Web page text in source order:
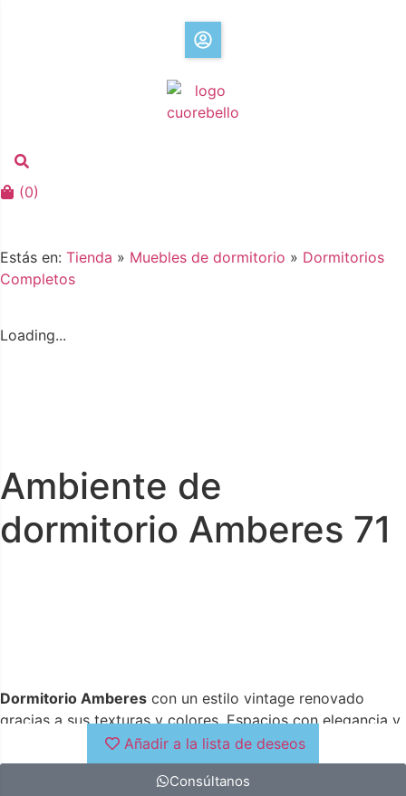
(0)
Estás en: Tienda » Muebles de dormitorio » Dormitorios
Completos
Loading...
Ambiente de
dormitorio Amberes 71
Dormitorio Amberes con un estilo vintage renovado
gracias a sus texturas y colores. Espacios con elegancia y
Añadir a la lista de deseos
Consúltanos